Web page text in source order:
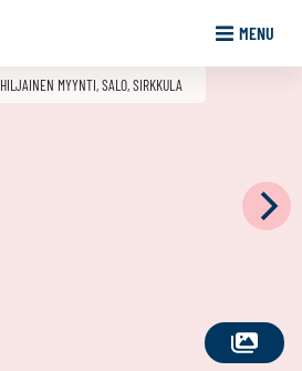
MENU
SEE
HILJAINEN MYYNTI, SALO, SIRKKULA